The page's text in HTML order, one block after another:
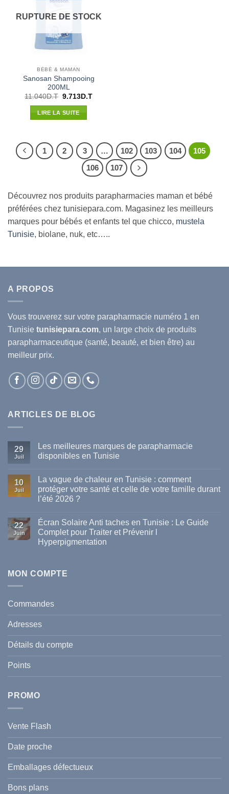
RUPTURE DE STOCK
BÉBÉ & MAMAN
Sanosan Shampooing
200ML
11.040D.T Le
initial
était :
9.713 D.TLe
LIRE LA SUITE
1 2 3 … 102 103 104
105
106
107
Découvrez nos produits parapharmacies maman et bébé
préférées chez tunisiepara.com. Magasinez les meilleurs
marques pour bébés et enfants tel que chicco, mustela
Tunisie, biolane, nuk, etc…..
A PROPOS
Vous trouverez sur votre parapharmacie numéro 1 en
Tunisie tunisiepara.com, un large choix de produits
parapharmaceutique (santé, beauté, et bien être) au
meilleur prix.
ARTICLES DE BLOG
29
Juil
Les meilleures marques de parapharmacie
disponibles en Tunisie
sur
meilleures
marques
disponibles
en
Tunisie
10
Juil
La vague de chaleur en Tunisie : comment
protéger votre santé et celle de votre famille durant
l’été 2026 ?
sur
La
vague
de
comment
et
celle
de
votre
famille
durant
l’été
2026
?
22
Juin
Écran Solaire Anti taches en Tunisie : Le Guide
Complet pour Traiter et Prévenir l
Hyperpigmentation
Écran
Solaire
Tunisie
Guide
Traiter
Prévenir
MON COMPTE
Commandes
Adresses
Détails du compte
Points
PROMO
Vente Flash
Date proche
Emballages défectueux
Bons plans